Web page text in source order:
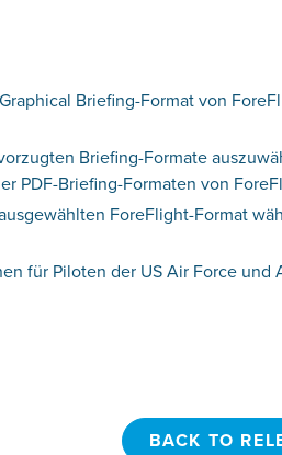
Briefing-Format von
Briefing-Formate
PDF-Briefing-Formaten von
ForeFlight-Format
für Piloten der US Air Force und
BACK TO